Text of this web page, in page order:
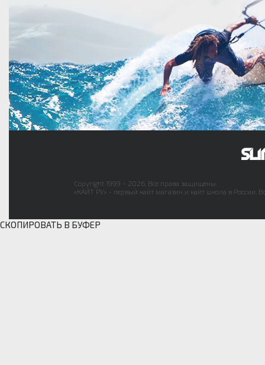
Copyright 1999 - 2026. Все права защищены.
«КАЙТ РУ» - первый кайт магазин и кайт школа в России.
СКОПИРОВАТЬ В БУФЕР